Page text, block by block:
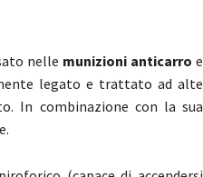
nelle munizioni anticarro e
legato e trattato ad alte
In combinazione con la sua